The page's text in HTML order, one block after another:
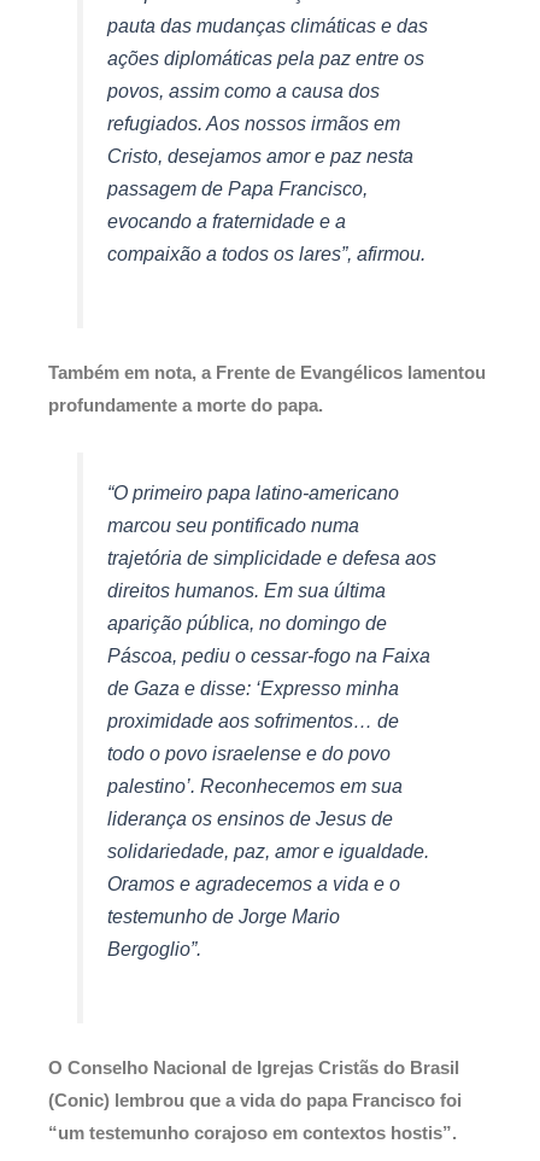
pauta das mudanças climáticas e das
ações diplomáticas pela paz entre os
povos, assim como a causa dos
refugiados. Aos nossos irmãos em
Cristo, desejamos amor e paz nesta
passagem de Papa Francisco,
evocando a fraternidade e a
compaixão a todos os lares”, afirmou.
Também em nota, a Frente de Evangélicos lamentou
profundamente a morte do papa.
“O primeiro papa latino-americano
marcou seu pontificado numa
trajetória de simplicidade e defesa aos
direitos humanos. Em sua última
aparição pública, no domingo de
Páscoa, pediu o cessar-fogo na Faixa
de Gaza e disse: ‘Expresso minha
proximidade aos sofrimentos… de
todo o povo israelense e do povo
palestino’. Reconhecemos em sua
liderança os ensinos de Jesus de
solidariedade, paz, amor e igualdade.
Oramos e agradecemos a vida e o
testemunho de Jorge Mario
Bergoglio”.
O Conselho Nacional de Igrejas Cristãs do Brasil
(Conic) lembrou que a vida do papa Francisco foi
“um testemunho corajoso em contextos hostis”.